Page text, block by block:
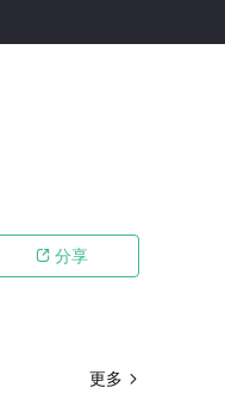
 分享
更多 